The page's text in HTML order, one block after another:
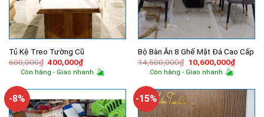
Tủ Kệ Treo Tường Cũ
600,000₫ Giá
gốc
là:
400,000₫Giá
hiện
tại
400,000₫.
Còn hàng - Giao nhanh
Bộ Bàn Ăn 8 Ghế Mặt Đá Cao Cấp
14,500,000₫ Giá
gốc
là:
10,600,000₫Giá
hiện
Còn hàng - Giao nhanh
-8% -15%